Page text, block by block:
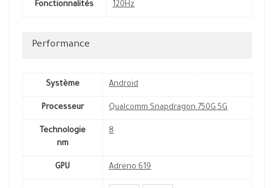
Fonctionnalités 120Hz
Performance
Système Android
Processeur Qualcomm Snapdragon 750G 5G
Technologie
nm
8
GPU Adreno 619